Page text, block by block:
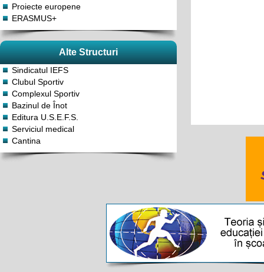
Proiecte europene
ERASMUS+
Alte Structuri
Sindicatul IEFS
Clubul Sportiv
Complexul Sportiv
Bazinul de Înot
Editura U.S.E.F.S.
Serviciul medical
Cantina